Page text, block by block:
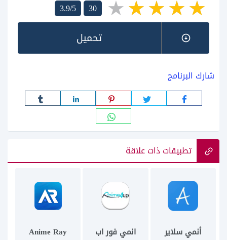
3.9/5
30
تحميل
شارك البرنامج
تطبيقات ذات علاقة
أنمي سلاير انمي فور اب Anime Ray